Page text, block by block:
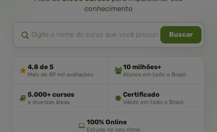
conhecimento
Buscar
4,8 de 5
Mais de 89 mil avaliações
10 milhões+
Alunos em todo o Brasil
5.000+ cursos
e diversas áreas
Certificado
Válido em todo o Brasil
100% Online
Estude no seu ritmo